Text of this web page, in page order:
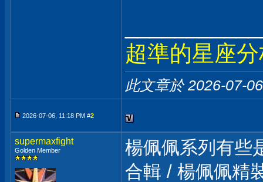
超準的星座
此文章於 2026-07-
2026-07-06, 11:18 PM #2
supermaxfight
Golden Member
楊佩佩系列有些
合輯 / 楊佩佩精